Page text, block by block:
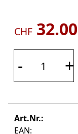
CHF 32.00
- +
Art.Nr.:
EAN: